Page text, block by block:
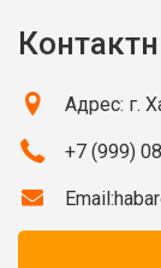
Адрес: г.
+7 (999)
Email: